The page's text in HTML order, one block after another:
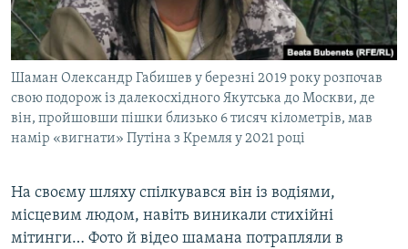
Шаман Олександр Габишев у березні 2019 року розпочав
свою подорож із далекосхідного Якутська до Москви, де
він, пройшовши пішки близько 6 тисяч кілометрів, мав
намір «вигнати» Путіна з Кремля у 2021 році
На своєму шляху спілкувався він із водіями,
місцевим людом, навіть виникали стихійні
мітинги… Фото й відео шамана потрапляли в